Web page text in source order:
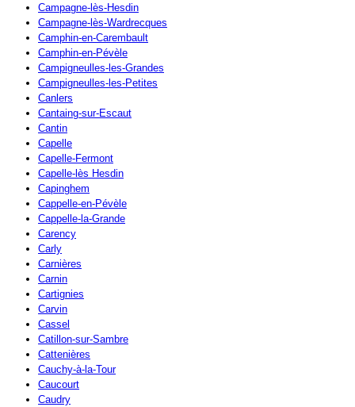
Campagne-lès-Hesdin
Campagne-lès-Wardrecques
Camphin-en-Carembault
Camphin-en-Pévèle
Campigneulles-les-Grandes
Campigneulles-les-Petites
Canlers
Cantaing-sur-Escaut
Cantin
Capelle
Capelle-Fermont
Capelle-lès Hesdin
Capinghem
Cappelle-en-Pévèle
Cappelle-la-Grande
Carency
Carly
Carnières
Carnin
Cartignies
Carvin
Cassel
Catillon-sur-Sambre
Cattenières
Cauchy-à-la-Tour
Caucourt
Caudry